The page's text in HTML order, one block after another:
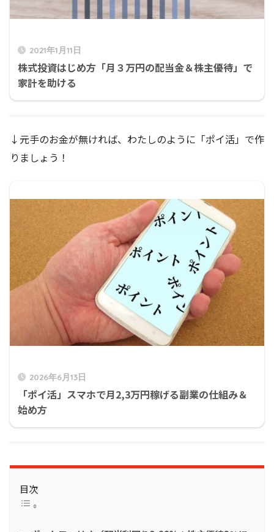
2021年1月11日
株式投資はじめ方「月３万円の配当金＆株主優待」で
家計を助ける
↓元手のお金が無ければ、わたしのように「ポイ活」で作
りましょう！
2026年6月13日
「ポイ活」スマホで月2,3万円稼げる副業の仕組み＆
始め方
目次